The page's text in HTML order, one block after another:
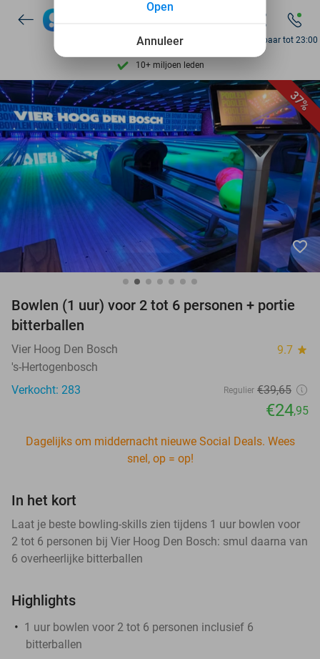
7 dagen per week beschikbaar
10+ miljoen leden
9,4 op basis van
Ontdek 15.000+ deals
7 dagen per week beschikbaar
10+ miljoen leden
Bereikbaar tot 23:00
37%
favorite_border
Bowlen (1 uur) voor 2 tot 6 personen + portie
bitterballen
Vier Hoog Den Bosch 9.7 star
's-Hertogenbosch
Verkocht: 283
Regulier €39,65
€24,95
Dagelijks om middernacht nieuwe Social Deals. Wees
snel, op = op!
In het kort
Laat je beste bowling-skills zien tijdens 1 uur bowlen voor
2 tot 6 personen bij Vier Hoog Den Bosch: smul daarna van
6 overheerlijke bitterballen
Highlights
1 uur bowlen voor 2 tot 6 personen inclusief 6
bitterballen
Annuleer
Open